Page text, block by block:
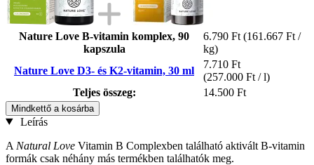
Nature Love B-vitamin komplex, 90
kapszula
6.790 Ft (161.667 Ft /
kg)
Nature Love D3- és K2-vitamin, 30 ml
7.710 Ft
(257.000 Ft / l)
Teljes összeg:
14.500 Ft
Mindkettő a kosárba
Leírás
A Natural Love Vitamin B Complexben található aktivált B-vitamin
formák csak néhány más termékben találhatók meg.